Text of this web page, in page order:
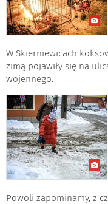
W Skierniewicach
zimą pojawiły się na
wojennego.
Powoli zapominamy, z